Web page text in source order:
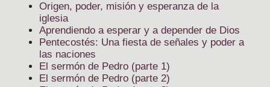
Origen, poder, misión y esperanza de la
iglesia
Aprendiendo a esperar y a depender de Dios
Pentecostés: Una fiesta de señales y poder a
las naciones
El sermón de Pedro (parte 1)
El sermón de Pedro (parte 2)